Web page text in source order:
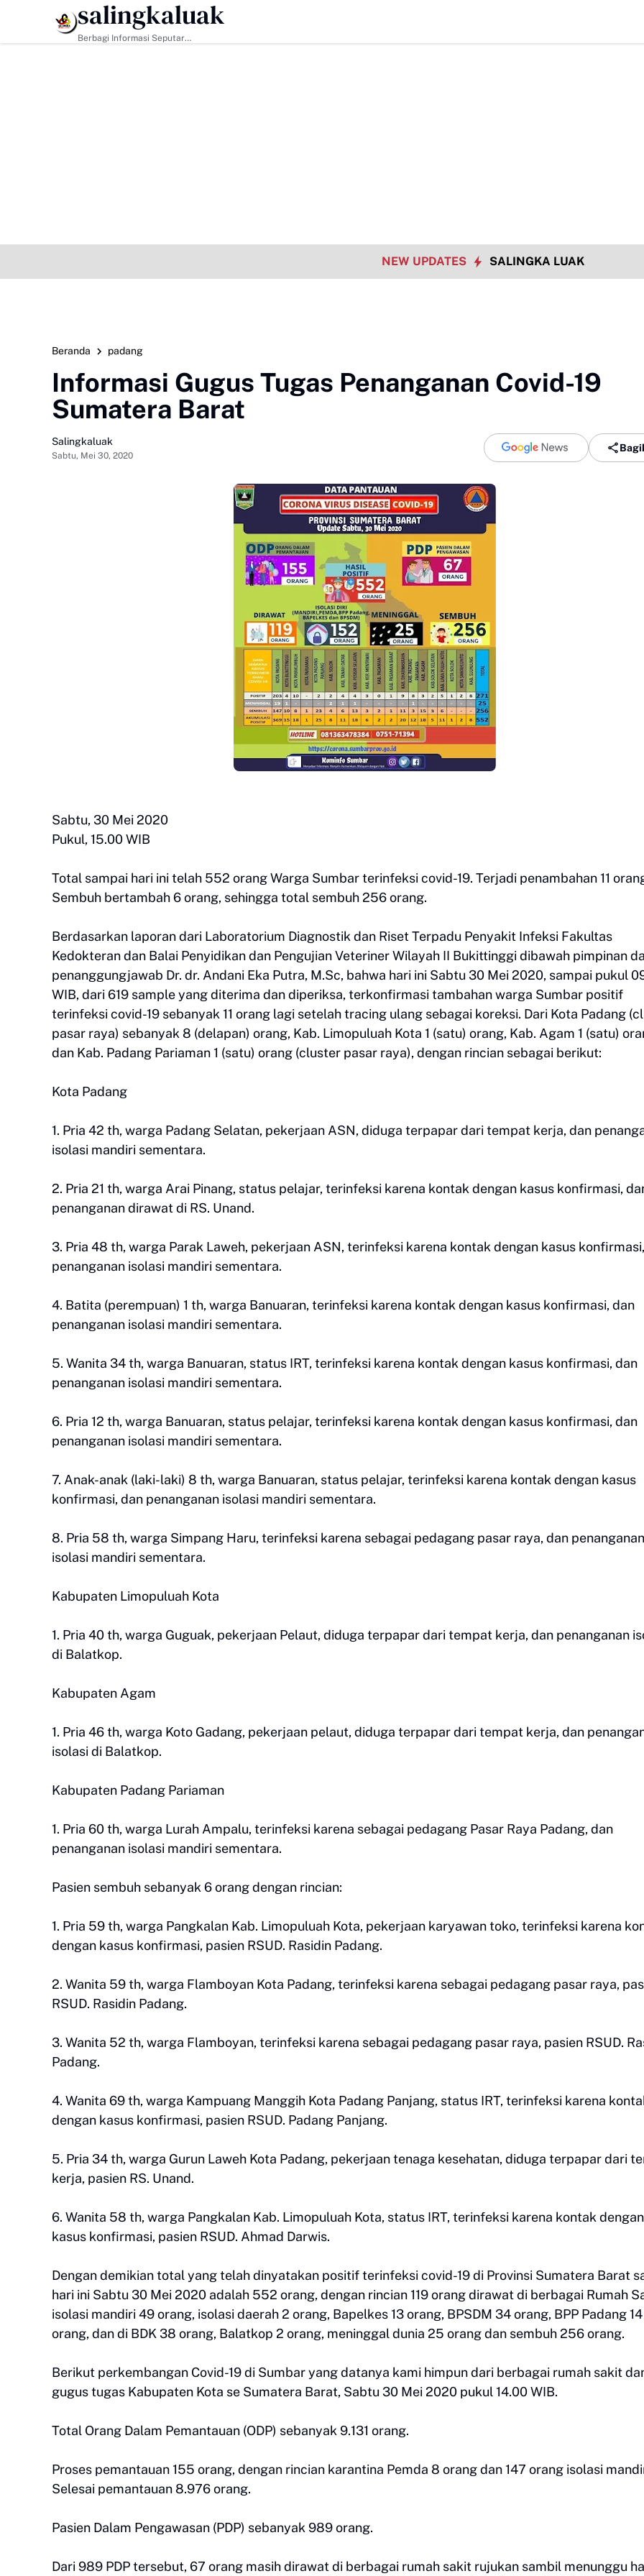
HEADLINE
salingkaluak
Berbagi Informasi Seputar
NEW UPDATES SALINGKA LUAK
Beranda padang
Informasi Gugus Tugas Penanganan Covid-19
Sumatera Barat
Salingkaluak
Sabtu, Mei 30, 2020
Sabtu, 30 Mei 2020
Pukul, 15.00 WIB
Total sampai hari ini telah 552 orang Warga Sumbar terinfeksi covid-19. Terjadi penambahan 11
Sembuh bertambah 6 orang, sehingga total sembuh 256 orang.
Berdasarkan laporan dari Laboratorium Diagnostik dan Riset Terpadu Penyakit Infeksi Fakultas
Kedokteran dan Balai Penyidikan dan Pengujian Veteriner Wilayah II Bukittinggi dibawah pimpinan
penanggungjawab Dr. dr. Andani Eka Putra, M.Sc, bahwa hari ini Sabtu 30 Mei 2020, sampai pukul
WIB, dari 619 sample yang diterima dan diperiksa, terkonfirmasi tambahan warga Sumbar positif
terinfeksi covid-19 sebanyak 11 orang lagi setelah tracing ulang sebagai koreksi. Dari Kota Padang
pasar raya) sebanyak 8 (delapan) orang, Kab. Limopuluah Kota 1 (satu) orang, Kab. Agam 1 (satu)
dan Kab. Padang Pariaman 1 (satu) orang (cluster pasar raya), dengan rincian sebagai berikut:
Kota Padang
1. Pria 42 th, warga Padang Selatan, pekerjaan ASN, diduga terpapar dari tempat kerja, dan
isolasi mandiri sementara.
2. Pria 21 th, warga Arai Pinang, status pelajar, terinfeksi karena kontak dengan kasus konfirmasi,
penanganan dirawat di RS. Unand.
3. Pria 48 th, warga Parak Laweh, pekerjaan ASN, terinfeksi karena kontak dengan kasus
penanganan isolasi mandiri sementara.
4. Batita (perempuan) 1 th, warga Banuaran, terinfeksi karena kontak dengan kasus konfirmasi, dan
penanganan isolasi mandiri sementara.
5. Wanita 34 th, warga Banuaran, status IRT, terinfeksi karena kontak dengan kasus konfirmasi, dan
penanganan isolasi mandiri sementara.
6. Pria 12 th, warga Banuaran, status pelajar, terinfeksi karena kontak dengan kasus konfirmasi, dan
penanganan isolasi mandiri sementara.
7. Anak-anak (laki-laki) 8 th, warga Banuaran, status pelajar, terinfeksi karena kontak dengan kasus
konfirmasi, dan penanganan isolasi mandiri sementara.
8. Pria 58 th, warga Simpang Haru, terinfeksi karena sebagai pedagang pasar raya, dan penanganan
isolasi mandiri sementara.
Kabupaten Limopuluah Kota
1. Pria 40 th, warga Guguak, pekerjaan Pelaut, diduga terpapar dari tempat kerja, dan penanganan
di Balatkop.
Kabupaten Agam
1. Pria 46 th, warga Koto Gadang, pekerjaan pelaut, diduga terpapar dari tempat kerja, dan
isolasi di Balatkop.
Kabupaten Padang Pariaman
1. Pria 60 th, warga Lurah Ampalu, terinfeksi karena sebagai pedagang Pasar Raya Padang, dan
penanganan isolasi mandiri sementara.
Pasien sembuh sebanyak 6 orang dengan rincian:
1. Pria 59 th, warga Pangkalan Kab. Limopuluah Kota, pekerjaan karyawan toko, terinfeksi karena
dengan kasus konfirmasi, pasien RSUD. Rasidin Padang.
2. Wanita 59 th, warga Flamboyan Kota Padang, terinfeksi karena sebagai pedagang pasar raya,
RSUD. Rasidin Padang.
3. Wanita 52 th, warga Flamboyan, terinfeksi karena sebagai pedagang pasar raya, pasien RSUD.
Padang.
4. Wanita 69 th, warga Kampuang Manggih Kota Padang Panjang, status IRT, terinfeksi karena
dengan kasus konfirmasi, pasien RSUD. Padang Panjang.
5. Pria 34 th, warga Gurun Laweh Kota Padang, pekerjaan tenaga kesehatan, diduga terpapar dari
kerja, pasien RS. Unand.
6. Wanita 58 th, warga Pangkalan Kab. Limopuluah Kota, status IRT, terinfeksi karena kontak dengan
kasus konfirmasi, pasien RSUD. Ahmad Darwis.
Dengan demikian total yang telah dinyatakan positif terinfeksi covid-19 di Provinsi Sumatera Barat
hari ini Sabtu 30 Mei 2020 adalah 552 orang, dengan rincian 119 orang dirawat di berbagai Rumah
isolasi mandiri 49 orang, isolasi daerah 2 orang, Bapelkes 13 orang, BPSDM 34 orang, BPP Padang 14
orang, dan di BDK 38 orang, Balatkop 2 orang, meninggal dunia 25 orang dan sembuh 256 orang.
Berikut perkembangan Covid-19 di Sumbar yang datanya kami himpun dari berbagai rumah sakit
gugus tugas Kabupaten Kota se Sumatera Barat, Sabtu 30 Mei 2020 pukul 14.00 WIB.
Total Orang Dalam Pemantauan (ODP) sebanyak 9.131 orang.
Proses pemantauan 155 orang, dengan rincian karantina Pemda 8 orang dan 147 orang isolasi
Selesai pemantauan 8.976 orang.
Pasien Dalam Pengawasan (PDP) sebanyak 989 orang.
Dari 989 PDP tersebut, 67 orang masih dirawat di berbagai rumah sakit rujukan sambil menunggu